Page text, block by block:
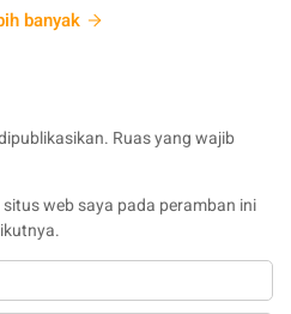
banyak
Ruas yang wajib
web saya pada peramban ini